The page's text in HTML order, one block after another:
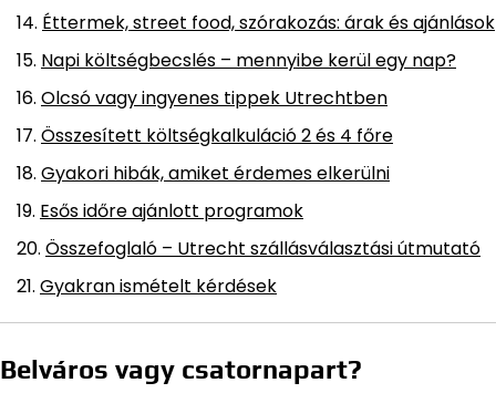
Éttermek, street food, szórakozás: árak és ajánlások
Napi költségbecslés – mennyibe kerül egy nap?
Olcsó vagy ingyenes tippek Utrechtben
Összesített költségkalkuláció 2 és 4 főre
Gyakori hibák, amiket érdemes elkerülni
Esős időre ajánlott programok
Összefoglaló – Utrecht szállásválasztási útmutató
Gyakran ismételt kérdések
Belváros vagy csatornapart?